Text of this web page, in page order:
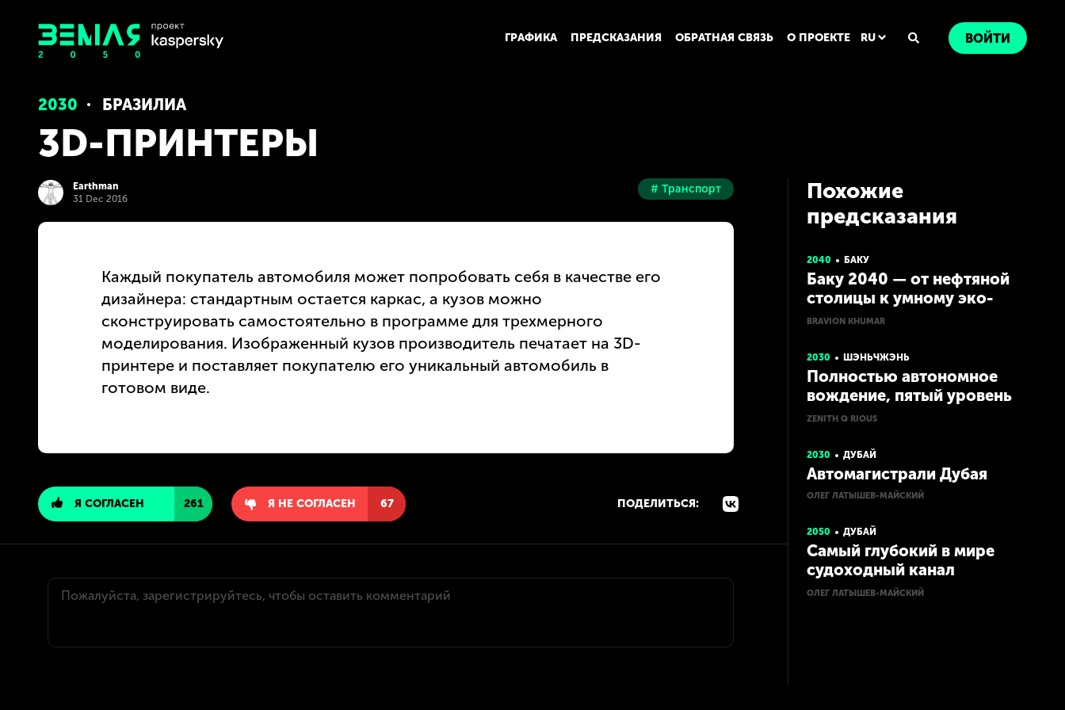
ГРАФИКА ПРЕДСКАЗАНИЯ ОБРАТНАЯ СВЯЗЬ О ПРОЕКТЕ RU ВОЙТИ
2030 БРАЗИЛИА
3D-ПРИНТЕРЫ
Earthman
31 Dec 2016
# Транспорт
Каждый покупатель автомобиля может попробовать себя в качестве его
дизайнера: стандартным остается каркас, а кузов можно
сконструировать самостоятельно в программе для трехмерного
моделирования. Изображенный кузов производитель печатает на 3D-
принтере и поставляет покупателю его уникальный автомобиль в
готовом виде.
Я СОГЛАСЕН 261 Я НЕ СОГЛАСЕН 67 ПОДЕЛИТЬСЯ:
Похожие
предсказания
2040 БАКУ
Баку 2040 — от нефтяной
столицы к умному эко-
хабу Каспия
BRAVION KHUMAR
2030 ШЭНЬЧЖЭНЬ
Полностью автономное
вождение, пятый уровень
автономности
ZENITH Q RIOUS
2030 ДУБАЙ
Автомагистрали Дубая
ОЛЕГ ЛАТЫШЕВ-МАЙСКИЙ
2050 ДУБАЙ
Самый глубокий в мире
судоходный канал
«Иттихад»
ОЛЕГ ЛАТЫШЕВ-МАЙСКИЙ